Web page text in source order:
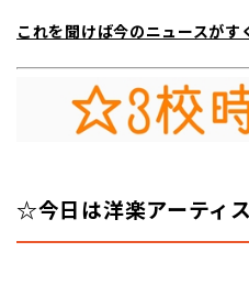
これを聞けば今のニュースがす
☆今日は洋楽アーティ